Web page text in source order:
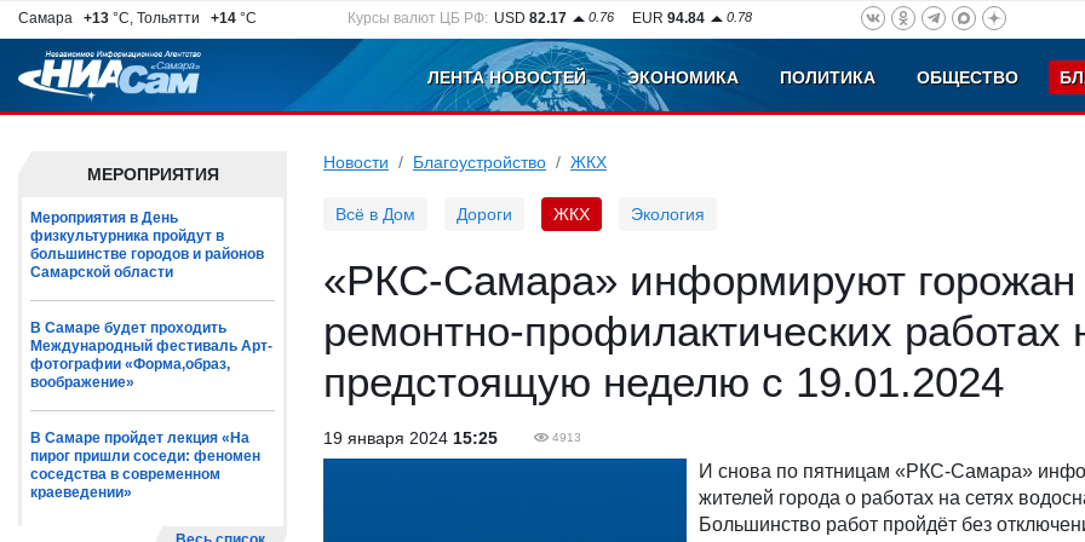
Самара +13 °C, Тольятти +14 °C Курсы валют ЦБ РФ: USD 82.17 0.76 EUR 94.84 0.78
ЛЕНТА НОВОСТЕЙ ЭКОНОМИКА ПОЛИТИКА ОБЩЕСТВО
МЕРОПРИЯТИЯ
Мероприятия в День
физкультурника пройдут в
большинстве городов и районов
Самарской области
В Самаре будет проходить
Международный фестиваль Арт-
фотографии «Форма,образ,
воображение»
В Самаре пройдет лекция «На
пирог пришли соседи: феномен
соседства в современном
краеведении»
Новости Благоустройство ЖКХ
Всё в Дом Дороги ЖКХ Экология
«РКС-Самара» информируют горожан
ремонтно-профилактических работах
предстоящую неделю с 19.01.2024
19 января 2024 15:25 4913
И снова по пятницам «РКС-Самара»
жителей города о работах на сетях
Большинство работ пройдёт без